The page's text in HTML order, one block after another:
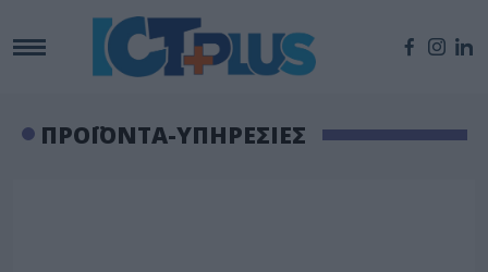
ΠΡΟΪΟΝΤΑ-ΥΠΗΡΕΣΙΕΣ